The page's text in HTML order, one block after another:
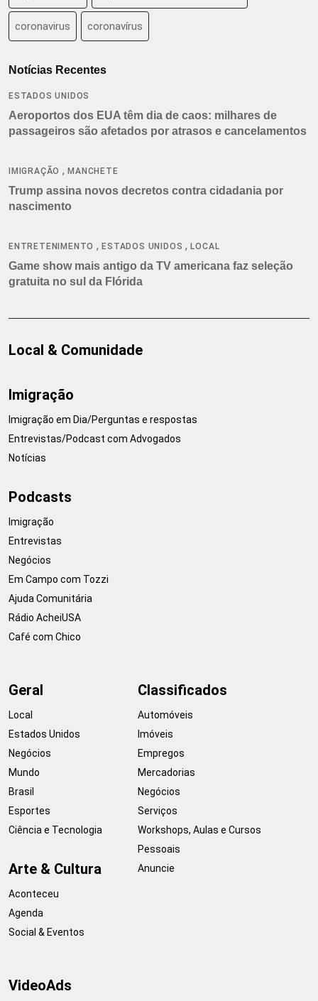
coronavirus coronavírus
Notícias Recentes
ESTADOS UNIDOS
Aeroportos dos EUA têm dia de caos: milhares de
passageiros são afetados por atrasos e cancelamentos
IMIGRAÇÃO ,MANCHETE
Trump assina novos decretos contra cidadania por
nascimento
ENTRETENIMENTO ,ESTADOS UNIDOS ,LOCAL
Game show mais antigo da TV americana faz seleção
gratuita no sul da Flórida
Local & Comunidade
Imigração
Imigração em Dia/Perguntas e respostas
Entrevistas/Podcast com Advogados
Notícias
Podcasts
Imigração
Entrevistas
Negócios
Em Campo com Tozzi
Ajuda Comunitária
Rádio AcheiUSA
Café com Chico
Geral
Local
Estados Unidos
Negócios
Mundo
Brasil
Esportes
Ciência e Tecnologia
Arte & Cultura
Aconteceu
Agenda
Social & Eventos
Classificados
Automóveis
Imóveis
Empregos
Mercadorias
Negócios
Serviços
Workshops, Aulas e Cursos
Pessoais
Anuncie
VideoAds